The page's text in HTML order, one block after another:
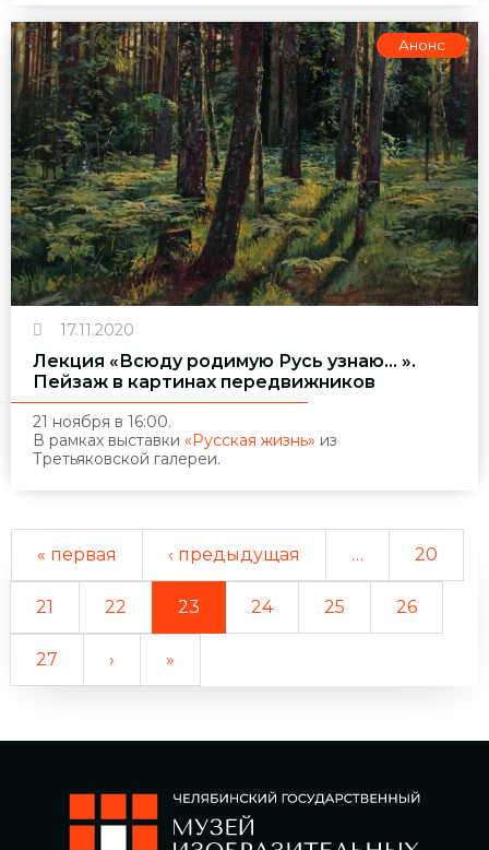
Анонс
17.11.2020
Лекция «Всюду родимую Русь узнаю... ».
Пейзаж в картинах передвижников
21 ноября в 16:00.
В рамках выставки «Русская жизнь» из
Третьяковской галереи.
« первая ‹ предыдущая … 20
21 22 23 24 25 26
27 › »